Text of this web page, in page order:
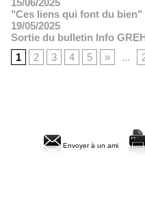
15/06/2025
"Ces liens qui font du
19/05/2025
Sortie du bulletin Info
1
2 3 4 5 » ...
Envoyer à un ami